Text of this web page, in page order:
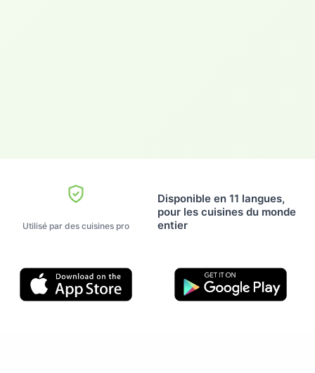
Utilisé par des cuisines pro
Disponible en 11 langues,
pour les cuisines du monde
entier